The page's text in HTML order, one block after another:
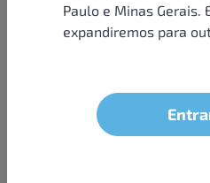
Paulo e Minas Gerais.
expandiremos para
Sobre nós
Condições e termos
Seja um parceiro
LGPD - Solicitação dos dados do